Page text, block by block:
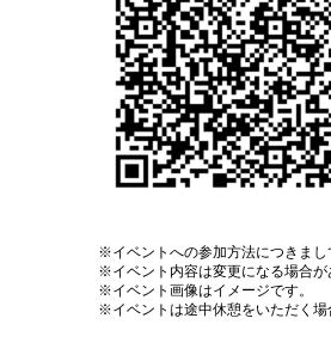
※イベントへの参加方法につきまし
※イベント内容は変更になる場合が
※イベント画像はイメージです。
※イベントは途中休憩をいただく場